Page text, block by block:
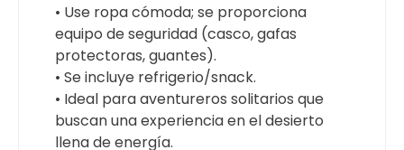
• Use ropa cómoda; se proporciona
equipo de seguridad (casco, gafas
protectoras, guantes).
• Se incluye refrigerio/snack.
• Ideal para aventureros solitarios que
buscan una experiencia en el desierto
llena de energía.